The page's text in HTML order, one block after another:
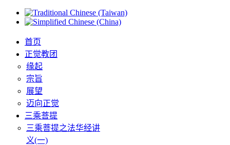
首页
正觉教团
缘起
宗旨
展望
迈向正觉
三乘菩提
三乘菩提之法华经讲
义(一)